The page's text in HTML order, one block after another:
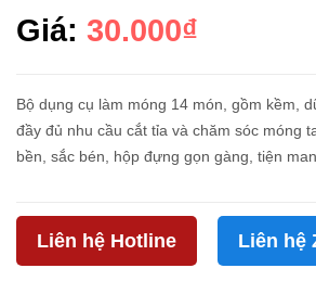
Giá: 30.000₫
Bộ dụng cụ làm móng 14 món, gồm kềm,
đầy đủ nhu cầu cắt tỉa và chăm sóc móng
bền, sắc bén, hộp đựng gọn gàng, tiện
Liên hệ Hotline Liên hệ